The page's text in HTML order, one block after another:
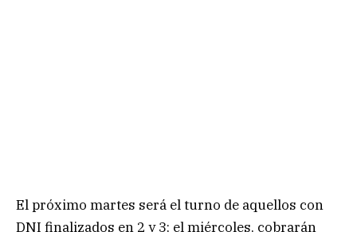
El próximo martes será el turno de aquellos con
DNI finalizados en 2 y 3; el miércoles, cobrarán